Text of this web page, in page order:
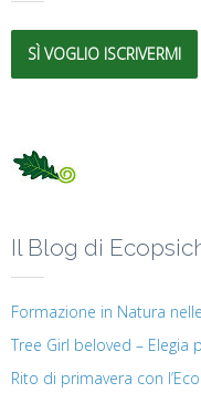
SÌ VOGLIO ISCRIVERMI
Il Blog di
Formazione in Natura
Tree Girl beloved – Elegia
Rito di primavera con